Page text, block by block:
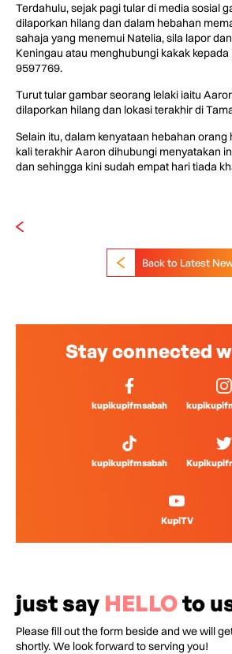
Terdahulu, sejak pagi tular di media sosial
dilaporkan hilang dan dalam hebahan
sahaja yang menemui Natelia, sila lapor
Keningau atau menghubungi kakak
9597769.
Turut tular gambar seorang lelaki iaitu
dilaporkan hilang dan lokasi terakhir di
Selain itu, dalam kenyataan hebahan
kali terakhir Aaron dihubungi menyatakan
dan sehingga kini sudah empat hari tiada
Back to Latest
Stay connected
kupikupifmsabah
kupikupifmsabah
KupiTV
just say HELLOto
Please fill out the form beside and we will
shortly. We look forward to serving you!